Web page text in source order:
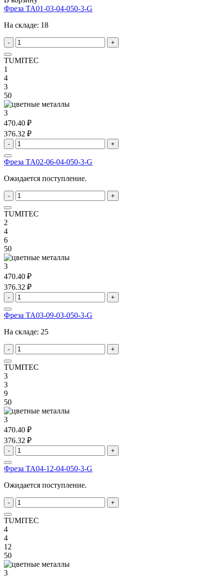
Фреза TA01-03-04-050-3-G
На складе: 18
- +
TUMITEC
1
4
3
50
3
470.40 ₽
376.32 ₽
- +
Фреза TA02-06-04-050-3-G
Ожидается поступление.
- +
TUMITEC
2
4
6
50
3
470.40 ₽
376.32 ₽
- +
Фреза TA03-09-03-050-3-G
На складе: 25
- +
TUMITEC
3
3
9
50
3
470.40 ₽
376.32 ₽
- +
Фреза TA04-12-04-050-3-G
Ожидается поступление.
- +
TUMITEC
4
4
12
50
3